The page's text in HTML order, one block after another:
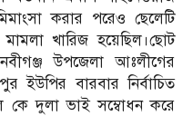
করার পরেও ছেলেটি
খারিজ হয়েছিল।ছোট
উপজেলা আঃলীগের
ইউপির বারবার নির্বাচিত
কে দুলা ভাই সম্বোধন করে